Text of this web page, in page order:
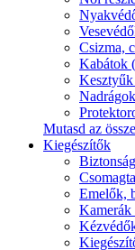
Csizma,
Kabátok
Mutasd az
Kiegészítők
Emelők,
Kamerák